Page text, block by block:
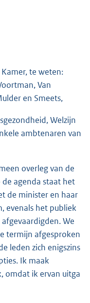
te weten:
Van
en Smeets,
Welzijn
ambtenaren van
overleg van de
de agenda staat het
de minister en haar
evenals het publiek
We
termijn afgesproken
leden zich enigszins
Ik maak
omdat ik ervan uitga